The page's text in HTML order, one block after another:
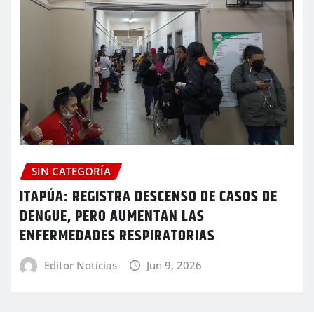
SIN CATEGORÍA
ITAPÚA: REGISTRA DESCENSO DE CASOS DE
DENGUE, PERO AUMENTAN LAS
ENFERMEDADES RESPIRATORIAS
Editor Noticias Jun 9, 2026